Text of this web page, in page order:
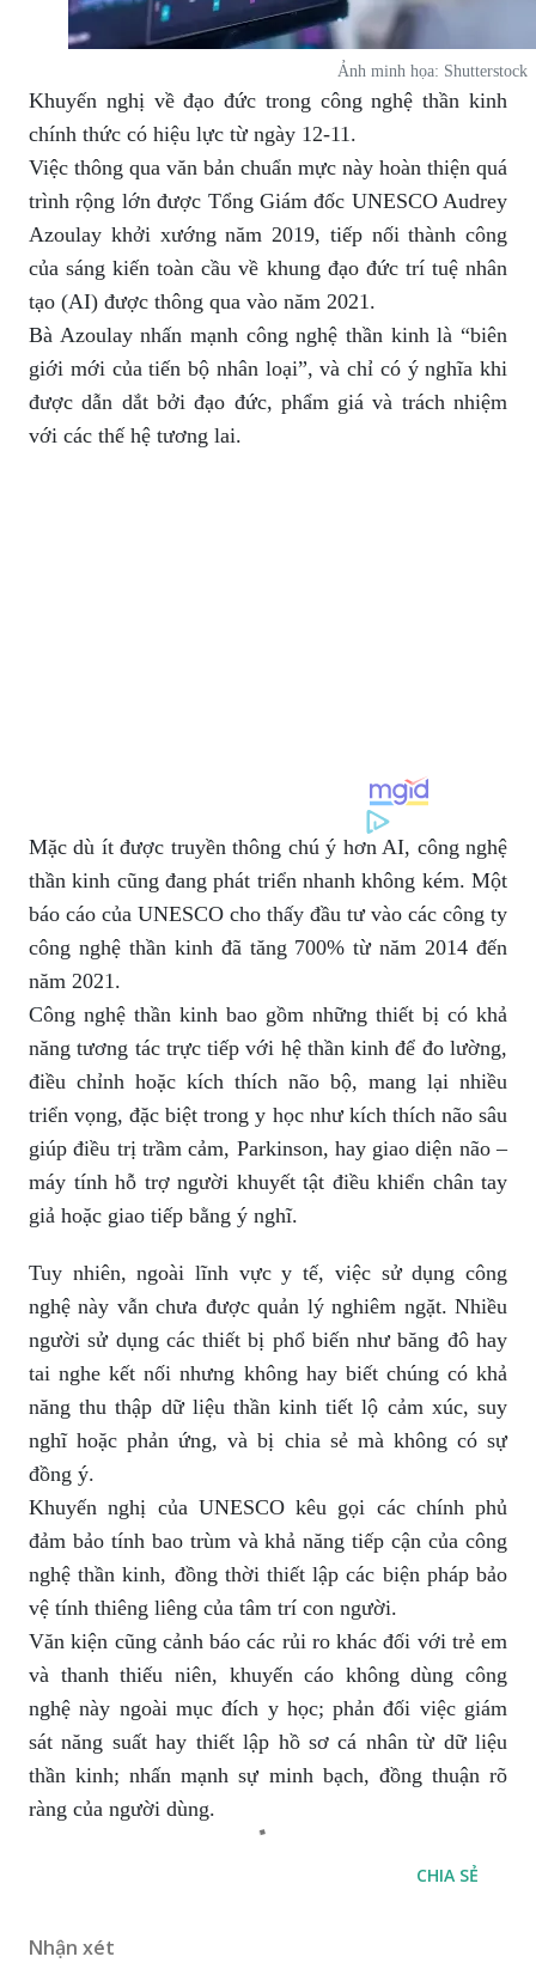
Ảnh minh họa: Shutterstock
Khuyến nghị về đạo đức trong công nghệ thần kinh
chính thức có hiệu lực từ ngày 12-11.
Việc thông qua văn bản chuẩn mực này hoàn thiện quá
trình rộng lớn được Tổng Giám đốc UNESCO Audrey
Azoulay khởi xướng năm 2019, tiếp nối thành công
của sáng kiến toàn cầu về khung đạo đức trí tuệ nhân
tạo (AI) được thông qua vào năm 2021.
Bà Azoulay nhấn mạnh công nghệ thần kinh là “biên
giới mới của tiến bộ nhân loại”, và chỉ có ý nghĩa khi
được dẫn dắt bởi đạo đức, phẩm giá và trách nhiệm
với các thế hệ tương lai.
Mặc dù ít được truyền thông chú ý hơn AI, công nghệ
thần kinh cũng đang phát triển nhanh không kém. Một
báo cáo của UNESCO cho thấy đầu tư vào các công ty
công nghệ thần kinh đã tăng 700% từ năm 2014 đến
năm 2021.
Công nghệ thần kinh bao gồm những thiết bị có khả
năng tương tác trực tiếp với hệ thần kinh để đo lường,
điều chỉnh hoặc kích thích não bộ, mang lại nhiều
triển vọng, đặc biệt trong y học như kích thích não sâu
giúp điều trị trầm cảm, Parkinson, hay giao diện não –
máy tính hỗ trợ người khuyết tật điều khiển chân tay
giả hoặc giao tiếp bằng ý nghĩ.
Tuy nhiên, ngoài lĩnh vực y tế, việc sử dụng công
nghệ này vẫn chưa được quản lý nghiêm ngặt. Nhiều
người sử dụng các thiết bị phổ biến như băng đô hay
tai nghe kết nối nhưng không hay biết chúng có khả
năng thu thập dữ liệu thần kinh tiết lộ cảm xúc, suy
nghĩ hoặc phản ứng, và bị chia sẻ mà không có sự
đồng ý.
Khuyến nghị của UNESCO kêu gọi các chính phủ
đảm bảo tính bao trùm và khả năng tiếp cận của công
nghệ thần kinh, đồng thời thiết lập các biện pháp bảo
vệ tính thiêng liêng của tâm trí con người.
Văn kiện cũng cảnh báo các rủi ro khác đối với trẻ em
và thanh thiếu niên, khuyến cáo không dùng công
nghệ này ngoài mục đích y học; phản đối việc giám
sát năng suất hay thiết lập hồ sơ cá nhân từ dữ liệu
thần kinh; nhấn mạnh sự minh bạch, đồng thuận rõ
ràng của người dùng.
CHIA SẺ
Nhận xét